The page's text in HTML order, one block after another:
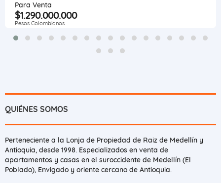
Para Venta
$1.290.000.000
Pesos Colombianos
QUIÉNES SOMOS
Perteneciente a la Lonja de Propiedad de Raiz de Medellín y
Antioquia, desde 1998. Especializados en venta de
apartamentos y casas en el suroccidente de Medellín (El
Poblado), Envigado y oriente cercano de Antioquia.